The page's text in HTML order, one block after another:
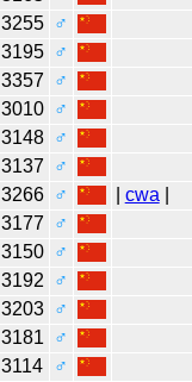
3255
♂
3195
♂
3357
♂
3010
♂
3148
♂
3137
♂
3266 ♂ cwa
3177
♂
3150
♂
3192
♂
3203
♂
3181
♂
3114
♂